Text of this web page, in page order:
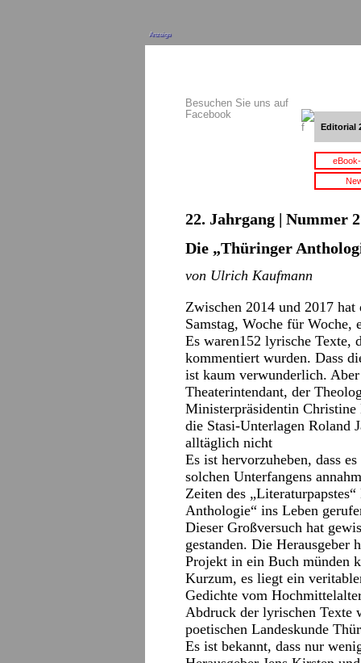
Anzeige
Besuchen Sie uns auf
Facebook
Editorial
22. Jahrgang | Nummer
Die „Thüringer
von Ulrich Kaufmann
Zwischen 2014 und 2017
Samstag, Woche für
Es waren152 lyrische Texte,
kommentiert wurden. Dass
ist kaum verwunderlich.
Theaterintendant, der
Ministerpräsidentin Christine
die Stasi-Unterlagen Roland
alltäglich nicht
Es ist hervorzuheben, dass
solchen Unterfangens
Zeiten des
Anthologie“ ins Leben
Dieser Großversuch hat
gestanden. Die Herausgeber
Projekt in ein Buch münden
Kurzum, es liegt ein
Gedichte vom
Abdruck der lyrischen Texte
poetischen Landeskunde
Es ist bekannt, dass nur